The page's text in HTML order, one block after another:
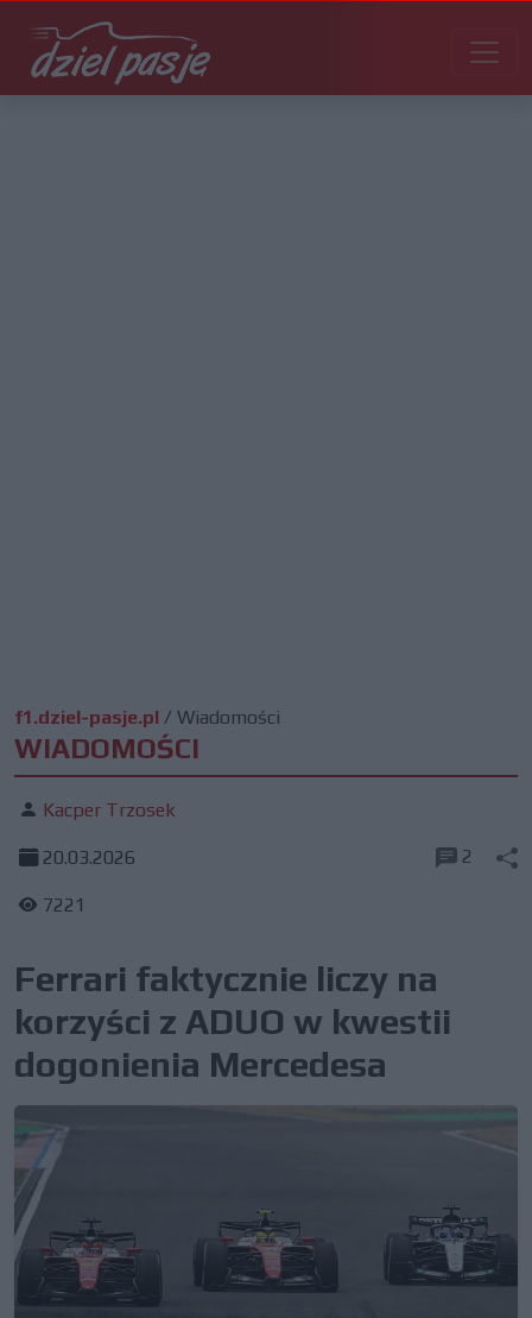
f1.dziel-pasje.pl / Wiadomości
WIADOMOŚCI
Kacper Trzosek
20.03.2026
7221
2
Ferrari faktycznie liczy na
korzyści z ADUO w kwestii
dogonienia Mercedesa